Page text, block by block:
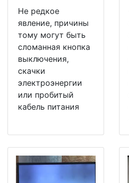
Не редкое
явление, причины
тому могут быть
сломанная кнопка
выключения,
скачки
электроэнергии
или пробитый
кабель питания